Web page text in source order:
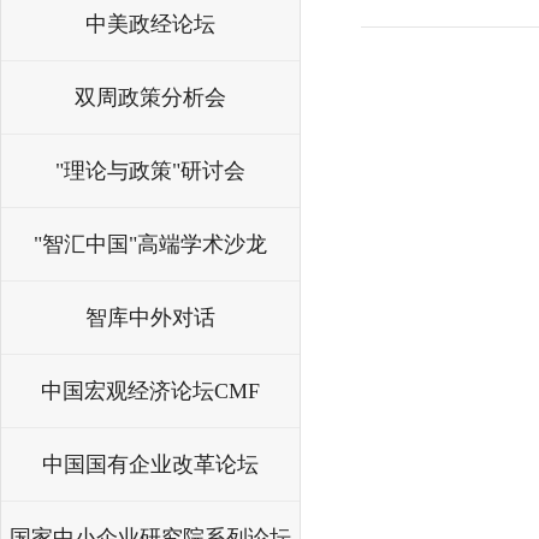
中美政经论坛
双周政策分析会
"理论与政策"研讨会
"智汇中国"高端学术沙龙
智库中外对话
中国宏观经济论坛CMF
中国国有企业改革论坛